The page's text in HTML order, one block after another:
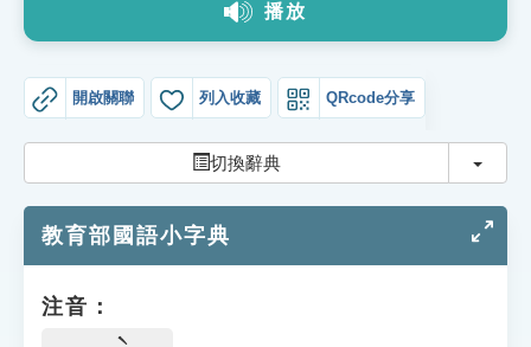
教學應用
貓頭鷹博士
播放
開啟關聯 列入收藏 QRcode分享
切換辭典 切換
教育部國語小字典
注音：